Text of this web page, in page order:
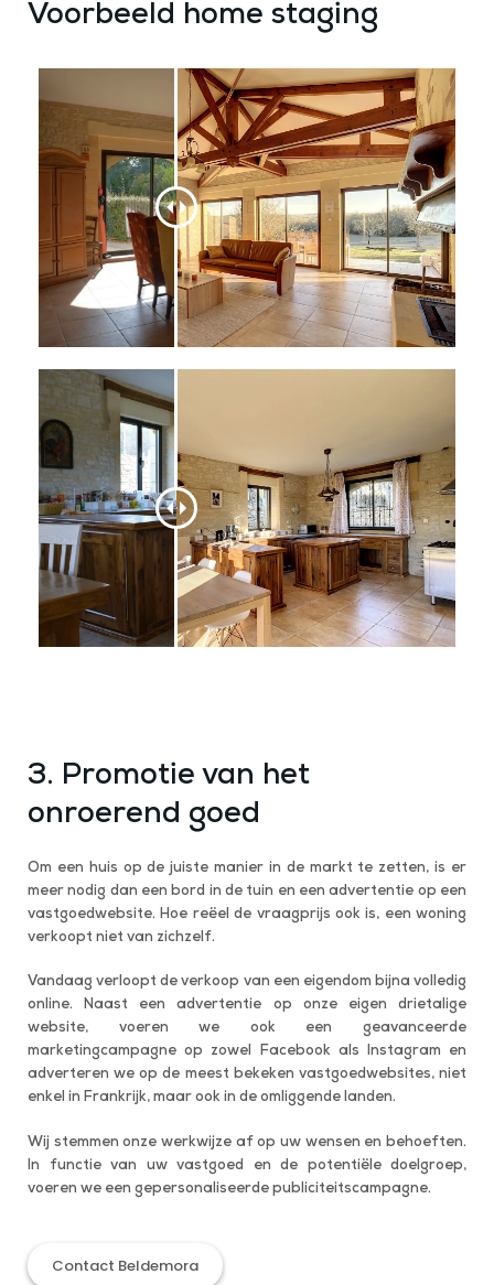
Voorbeeld home staging
3. Promotie van het
onroerend goed
Om een huis op de juiste manier in de markt te zetten, is er
meer nodig dan een bord in de tuin en een advertentie op een
vastgoedwebsite. Hoe reëel de vraagprijs ook is, een woning
verkoopt niet van zichzelf.
Vandaag verloopt de verkoop van een eigendom bijna volledig
online. Naast een advertentie op onze eigen drietalige
website, voeren we ook een geavanceerde
marketingcampagne op zowel Facebook als Instagram en
adverteren we op de meest bekeken vastgoedwebsites, niet
enkel in Frankrijk, maar ook in de omliggende landen.
Wij stemmen onze werkwijze af op uw wensen en behoeften.
In functie van uw vastgoed en de potentiële doelgroep,
voeren we een gepersonaliseerde publiciteitscampagne.
Contact Beldemora